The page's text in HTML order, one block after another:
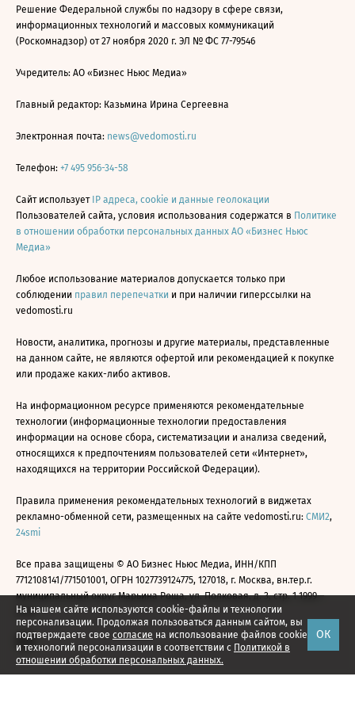
На нашем сайте используются cookie-файлы и технологии
персонализации. Продолжая пользоваться данным сайтом, вы
подтверждаете свое согласие на использование файлов cookie
и технологий персонализации в соответствии с Политикой в
отношении обработки персональных данных.
ОК
Решение Федеральной службы по надзору в сфере связи,
информационных технологий и массовых коммуникаций
(Роскомнадзор) от 27 ноября 2020 г. ЭЛ № ФС 77-79546
Учредитель: АО «Бизнес Ньюс Медиа»
Главный редактор: Казьмина Ирина Сергеевна
Электронная почта: news@vedomosti.ru
Телефон: +7 495 956-34-58
Сайт использует IP адреса, cookie и данные геолокации
Пользователей сайта, условия использования содержатся в Политике
в отношении обработки персональных данных АО «Бизнес Ньюс
Медиа»
Любое использование материалов допускается только при
соблюдении правил перепечатки и при наличии гиперссылки на
vedomosti.ru
Новости, аналитика, прогнозы и другие материалы, представленные
на данном сайте, не являются офертой или рекомендацией к покупке
или продаже каких-либо активов.
На информационном ресурсе применяются рекомендательные
технологии (информационные технологии предоставления
информации на основе сбора, систематизации и анализа сведений,
относящихся к предпочтениям пользователей сети «Интернет»,
находящихся на территории Российской Федерации).
Правила применения рекомендательных технологий в виджетах
рекламно-обменной сети, размещенных на сайте vedomosti.ru: СМИ2,
24smi
Все права защищены © АО Бизнес Ньюс Медиа, ИНН/КПП
7712108141/771501001, ОГРН 1027739124775, 127018, г. Москва, вн.тер.г.
муниципальный округ Марьина Роща, ул. Полковая, д. 3, стр. 1 1999—
2026